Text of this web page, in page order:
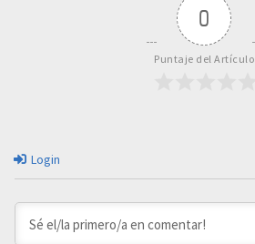
0
Puntaje del Artículo
Login